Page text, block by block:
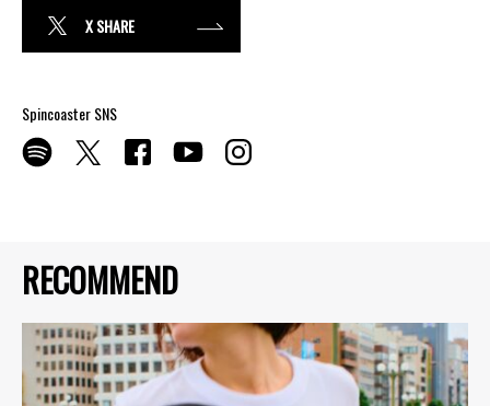
RECOMMEND
X SHARE
Spincoaster SNS